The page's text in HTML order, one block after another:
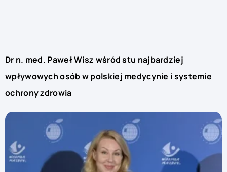
Dr n. med. Paweł Wisz wśród stu najbardziej
wpływowych osób w polskiej medycynie i systemie
ochrony zdrowia